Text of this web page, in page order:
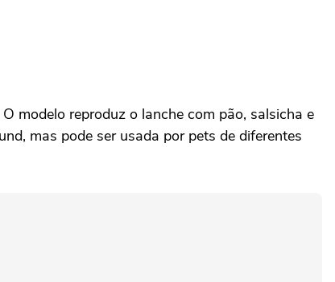
modelo reproduz o lanche com pão, salsicha e
mas pode ser usada por pets de diferentes